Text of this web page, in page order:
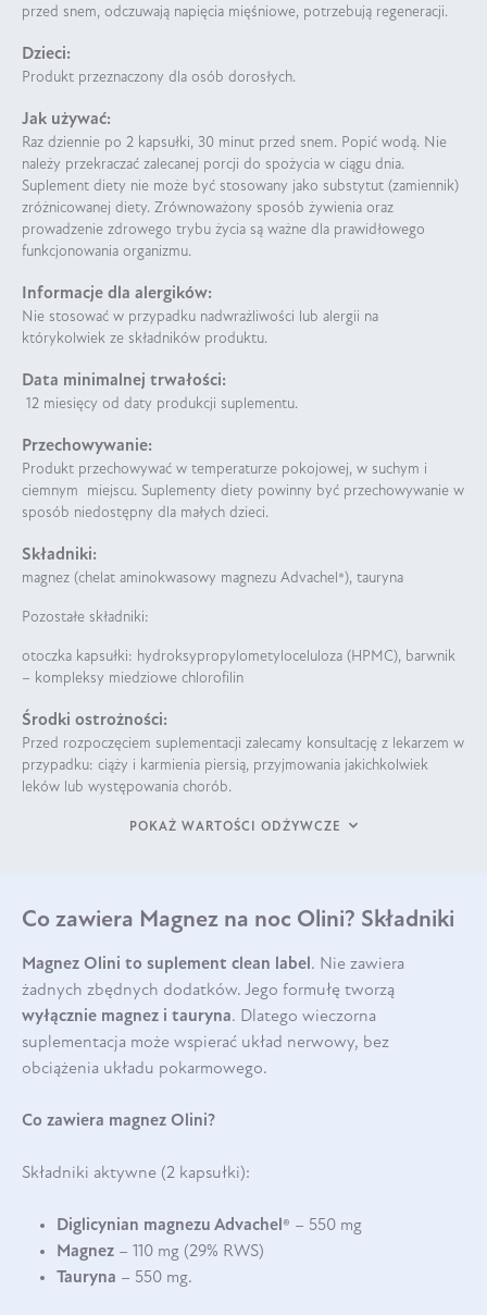
przed snem, odczuwają napięcia mięśniowe, potrzebują regeneracji.
Dzieci:
Produkt przeznaczony dla osób dorosłych.
Jak używać:
Raz dziennie po 2 kapsułki, 30 minut przed snem. Popić wodą. Nie
należy przekraczać zalecanej porcji do spożycia w ciągu dnia.
Suplement diety nie może być stosowany jako substytut (zamiennik)
zróżnicowanej diety. Zrównoważony sposób żywienia oraz
prowadzenie zdrowego trybu życia są ważne dla prawidłowego
funkcjonowania organizmu.
Informacje dla alergików:
Nie stosować w przypadku nadwrażliwości lub alergii na
którykolwiek ze składników produktu.
Data minimalnej trwałości:
12 miesięcy od daty produkcji suplementu.
Przechowywanie:
Produkt przechowywać w temperaturze pokojowej, w suchym i
ciemnym miejscu. Suplementy diety powinny być przechowywanie w
sposób niedostępny dla małych dzieci.
Składniki:
magnez (chelat aminokwasowy magnezu Advachel®), tauryna
Pozostałe składniki:
otoczka kapsułki: hydroksypropylometyloceluloza (HPMC), barwnik
– kompleksy miedziowe chlorofilin
Środki ostrożności:
Przed rozpoczęciem suplementacji zalecamy konsultację z lekarzem w
przypadku: ciąży i karmienia piersią, przyjmowania jakichkolwiek
leków lub występowania chorób.
POKAŻ WARTOŚCI ODŻYWCZE
Co zawiera Magnez na noc Olini? Składniki
Magnez Olini to suplement clean label . Nie zawiera
żadnych zbędnych dodatków. Jego formułę tworzą
wyłącznie magnez i tauryna. Dlatego wieczorna
suplementacja może wspierać układ nerwowy, bez
obciążenia układu pokarmowego.
Co zawiera magnez Olini?
Składniki aktywne (2 kapsułki):
Diglicynian magnezu Advachel® – 550 mg
Magnez – 110 mg (29% RWS)
Tauryna – 550 mg.